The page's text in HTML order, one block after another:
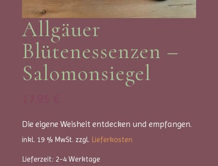
Allgäuer
Blütenessenzen –
Salomonsiegel
Die eigene Weisheit entdecken und empfangen.
inkl. 19 % MwSt. zzgl. Lieferkosten
Lieferzeit: 2-4 Werktage